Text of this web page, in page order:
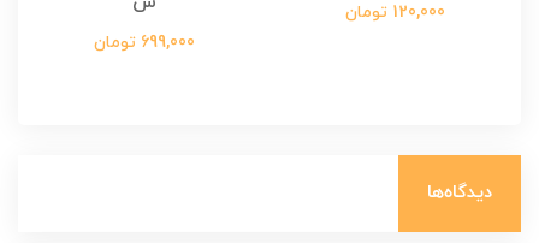
120,000 تومان
699,000 تومان
دیدگاه‌ها